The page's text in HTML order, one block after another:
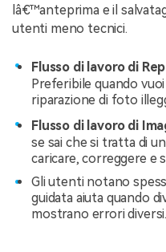
lâ€™anteprima e il
utenti meno tecnici.
Flusso di lavoro di
Preferibile quando
riparazione di foto
Flusso di lavoro di
se sai che si tratta di
caricare, correggere e
Gli utenti notano
guidata aiuta quando
mostrano errori diversi.